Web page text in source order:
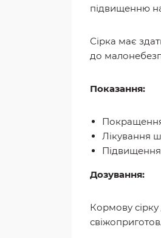
підвищенню
Сірка має
до
Показання:
Покращення
Лікування
Підвищення
Дозування:
Кормову сірку